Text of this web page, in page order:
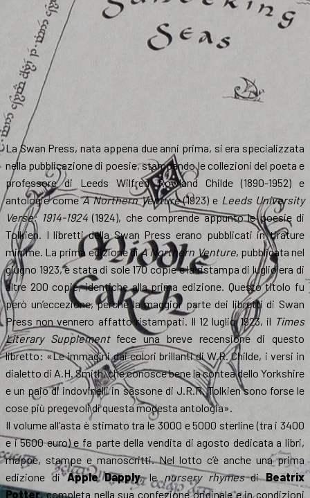
La Swan Press, nata appena due anni prima, si era specializzata
nella pubblicazione di poesie, stampando le collezioni del poeta e
professore di Leeds Wilfred Rowland Childe (1890-1952) e
antologie comeA Northern Venture(1923) e Leeds University
Verse: 1914-1924(1924), che comprende appunto le poesie di
Tolkien. I libretti della Swan Press erano pubblicati in tirature
minime. La prima edizione diA Northern Venture, pubblicata nel
giugno 1923, è stata di sole 170 copie e la ristampa di luglio era di
altre 200 copie, identiche alla prima edizione. Questo titolo fu
però un’eccezione, perché la maggior parte dei libretti di Swan
Press non vennero affatto ristampati. Il 12 luglio 1923, il Times
Literary Supplementfece una breve recensione di questo
libretto: «Le immagini dai colori brillanti di W.R. Childe, i versi in
dialetto di A.H. Smith, che conosce bene la contea dello Yorkshire
e un paio di indovinelli in sassone di J.R.R. Tolkien sono forse le
cose più pregevoli di questa modesta antologia».
Il volume all’asta è stimato tra le 3000 e 5000 sterline (tra i 3400
e i 5600 euro) e fa parte della vendita di agosto dedicata a libri,
mappe, stampe e manoscritti. Nel lotto c’è anche una prima
edizione diApple Dapply, lenursery rhymesdiBeatrix
Potter, completa nella sua confezione originale e in condizioni